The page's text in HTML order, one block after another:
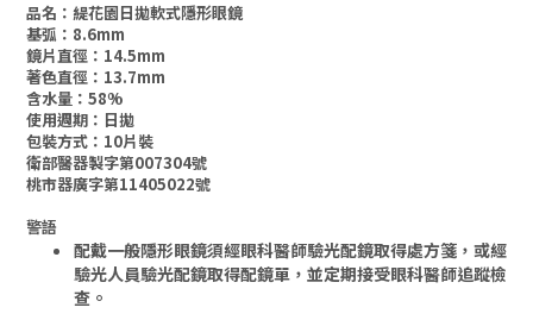
品名：緹花園日拋軟式隱形眼鏡
基弧：8.6mm
鏡片直徑：14.5mm
著色直徑：13.7mm
含水量：58%
使用週期：日拋
包裝方式：10片裝
衛部醫器製字第007304號
桃市器廣字第11405022號
警語
配戴一般隱形眼鏡須經眼科醫師驗光配鏡取得處方箋，或經
驗光人員驗光配鏡取得配鏡單，並定期接受眼科醫師追蹤檢
查。